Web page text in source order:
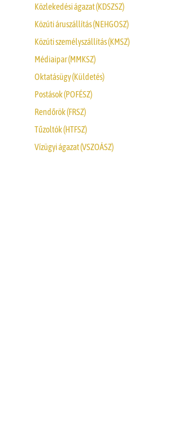
Közlekedési ágazat (KDSZSZ)
Közúti áruszállítás (NEHGOSZ)
Közúti személyszállítás (KMSZ)
Médiaipar (MMKSZ)
Oktatásügy (Küldetés)
Postások (POFÉSZ)
Rendőrök (FRSZ)
Tűzoltók (HTFSZ)
Vízügyi ágazat (VSZOÁSZ)